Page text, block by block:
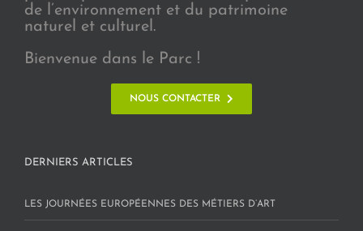
de l’environnement et du patrimoine
naturel et culturel.
Bienvenue dans le Parc !
NOUS CONTACTER
DERNIERS ARTICLES
LES JOURNÉES EUROPÉENNES DES MÉTIERS D’ART